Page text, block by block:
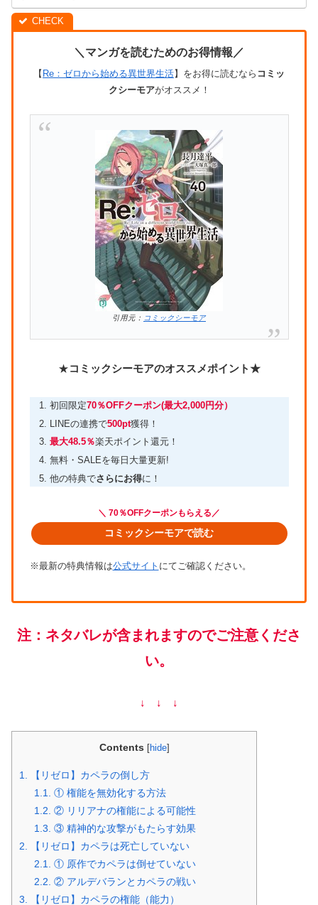
＼マンガを読むためのお得情報／
【 Re：ゼロから始める異世界生活】をお得に読むなら コミッ
クシーモアがオススメ！
引用元： コミックシーモア
★コミックシーモアのオススメポイント★
初回限定70％OFFクーポン(最大2,000円分）
LINEの連携で500pt獲得！
最大48.5％楽天ポイント還元！
無料・SALEを毎日大量更新!
他の特典でさらにお得に！
＼ 70％OFFクーポンもらえる／
コミックシーモアで読む
※最新の特典情報は公式サイト にてご確認ください。
注：ネタバレが含まれますのでご注意くださ
い。
↓ ↓ ↓
Contents [hide]
1. 【リゼロ】カペラの倒し方
1.1. ① 権能を無効化する方法
1.2. ② リリアナの権能による可能性
1.3. ③ 精神的な攻撃がもたらす効果
2. 【リゼロ】カペラは死亡していない
2.1. ① 原作でカペラは倒せていない
2.2. ② アルデバランとカペラの戦い
3. 【リゼロ】カペラの権能（能力）